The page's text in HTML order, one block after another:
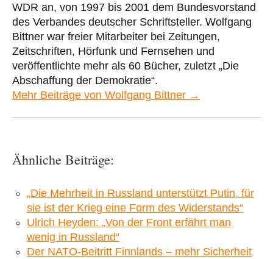
WDR an, von 1997 bis 2001 dem Bundesvorstand
des Verbandes deutscher Schriftsteller. Wolfgang
Bittner war freier Mitarbeiter bei Zeitungen,
Zeitschriften, Hörfunk und Fernsehen und
veröffentlichte mehr als 60 Bücher, zuletzt „Die
Abschaffung der Demokratie“.
Mehr Beiträge von Wolfgang Bittner →
Ähnliche Beiträge:
„Die Mehrheit in Russland unterstützt Putin, für
sie ist der Krieg eine Form des Widerstands“
Ulrich Heyden: „Von der Front erfährt man
wenig in Russland“
Der NATO-Beitritt Finnlands – mehr Sicherheit